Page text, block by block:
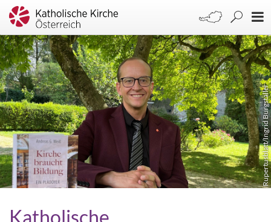
Rupertusblatt/Ingrid Burgstaller
Katholische